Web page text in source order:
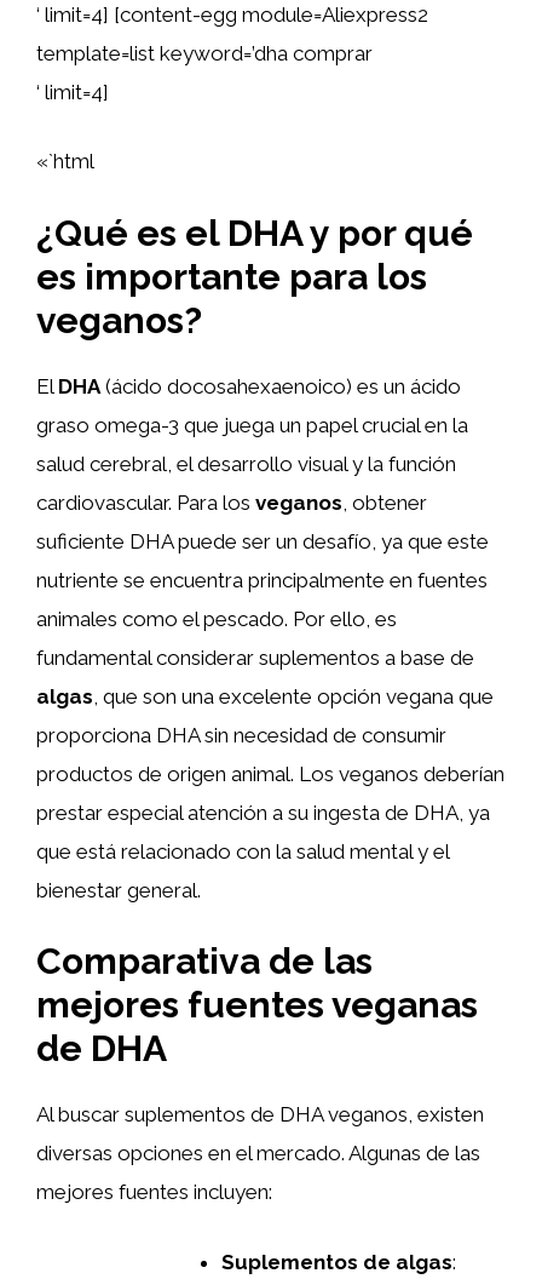
‘ limit=4] [content-egg module=Aliexpress2
template=list keyword=’dha comprar
‘ limit=4]
«`html
¿Qué es el DHA y por qué
es importante para los
veganos?
El DHA (ácido docosahexaenoico) es un ácido
graso omega-3 que juega un papel crucial en la
salud cerebral, el desarrollo visual y la función
cardiovascular. Para los veganos , obtener
suficiente DHA puede ser un desafío, ya que este
nutriente se encuentra principalmente en fuentes
animales como el pescado. Por ello, es
fundamental considerar suplementos a base de
algas , que son una excelente opción vegana que
proporciona DHA sin necesidad de consumir
productos de origen animal. Los veganos deberían
prestar especial atención a su ingesta de DHA, ya
que está relacionado con la salud mental y el
bienestar general.
Comparativa de las
mejores fuentes veganas
de DHA
Al buscar suplementos de DHA veganos, existen
diversas opciones en el mercado. Algunas de las
mejores fuentes incluyen:
Suplementos de algas: